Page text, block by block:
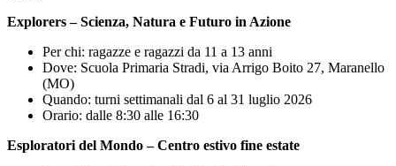
Explorers – Scienza, Natura e Futuro in Azione
Per chi: ragazze e ragazzi da 11 a 13 anni
Dove: Scuola Primaria Stradi, via Arrigo Boito 27, Maranello
(MO)
Quando: turni settimanali dal 6 al 31 luglio 2026
Orario: dalle 8:30 alle 16:30
Esploratori del Mondo – Centro estivo fine estate